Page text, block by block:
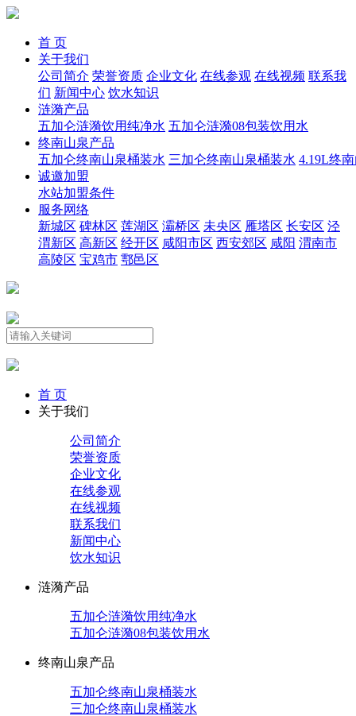
首 页
关于我们
公司简介 荣誉资质 企业文化 在线参观 在线视频 联系我
们 新闻中心 饮水知识
涟漪产品
五加仑涟漪饮用纯净水 五加仑涟漪08包装饮用水
终南山泉产品
五加仑终南山泉桶装水 三加仑终南山泉桶装水 4.19L终
诚邀加盟
水站加盟条件
服务网络
新城区 碑林区 莲湖区 灞桥区 未央区 雁塔区 长安区 泾
渭新区 高新区 经开区 咸阳市区 西安郊区 咸阳 渭南市
高陵区 宝鸡市 鄠邑区
首 页
关于我们
公司简介
荣誉资质
企业文化
在线参观
在线视频
联系我们
新闻中心
饮水知识
涟漪产品
五加仑涟漪饮用纯净水
五加仑涟漪08包装饮用水
终南山泉产品
五加仑终南山泉桶装水
三加仑终南山泉桶装水